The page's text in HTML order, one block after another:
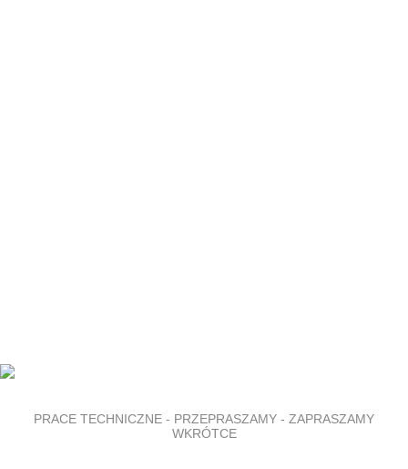
PRACE TECHNICZNE - PRZEPRASZAMY - ZAPRASZAMY
WKRÓTCE